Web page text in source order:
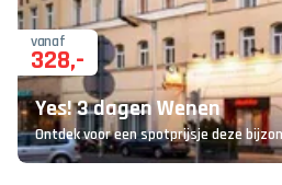
vanaf
328,-
Yes! 3 dagen Wenen
Ontdek voor een spotprijsje deze